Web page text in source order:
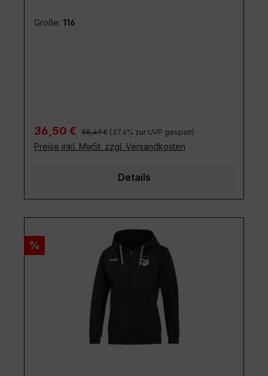
Größe: 116
Verkaufspreis:
36,50 € Regulärer Preis:
58,49 € (37.6% zur UVP gespart)
Preise inkl. MwSt. zzgl. Versandkosten
Details
Rabatt
%